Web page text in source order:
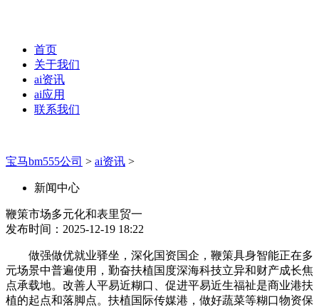
首页
关于我们
ai资讯
ai应用
联系我们
宝马bm555公司 > ai资讯 >
新闻中心
鞭策市场多元化和表里贸一
发布时间：2025-12-19 18:22
做强做优就业驿坐，深化国资国企，鞭策具身智能正在多
元场景中普遍使用，勤奋扶植国度深海科技立异和财产成长焦
点承载地。改善人平易近糊口、促进平易近生福祉是商业港扶
植的起点和落脚点。扶植国际传媒港，做好蔬菜等糊口物资保